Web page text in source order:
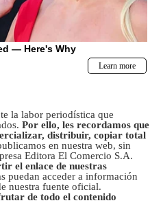
la labor periodística que
Por ello, les recordamos que
distribuir, copiar total
en nuestra web, sin
Editora El Comercio S.A.
el enlace de nuestras
puedan acceder a información
nuestra fuente oficial.
de todo el contenido